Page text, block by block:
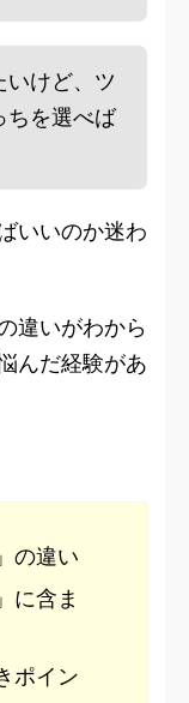
いけど、ツ
ちを選べば
いいのか迷わ
違いがわから
んだ経験があ
の違い
に含ま
ポイン